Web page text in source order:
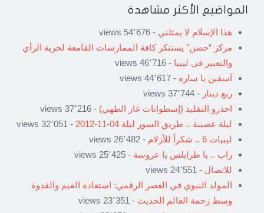
المواضيع الأكثر مشاهدة
هذا الإسلام لا يمثلني - 54٬676 views
مركز “حصن” يستنكر كافة الممارسات القامعة لحرية الرأي
والتعبير في ليبيا - 46٬716 views
آسفين يا ساره - 44٬617 views
ربع دينار - 37٬744 views
احذرو التقليد (إسطوانات غاز الطهي) - 37٬216 views
ليلة عصيبة .. طريق السور ليلة 04-11-2012
- 32٬051 views
ليبيات 6 .. شكراً للأزلام
- 26٬482 views
راب .. يا طرابلس يا عروسة - 25٬425 views
للاتصال - 24٬551 views
المولد النبوي في العصر الرقمي: استعادة القيم والقدوة
وسط زحمة العالم الحديث - 23٬351 views